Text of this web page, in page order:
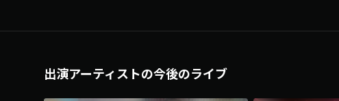
出演アーティストの今後のライブ